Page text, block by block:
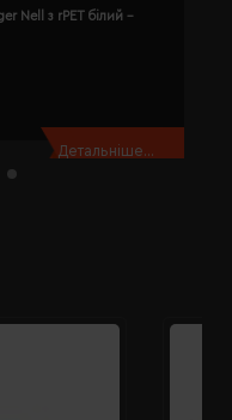
Nell з rPET білий -
Детальніше...